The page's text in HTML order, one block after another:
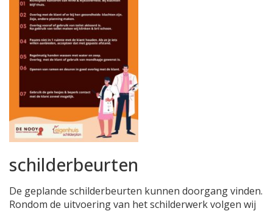
schilderbeurten
De geplande schilderbeurten kunnen doorgang vinden.
Rondom de uitvoering van het schilderwerk volgen wij